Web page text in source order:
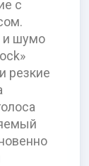
с
и шумо
резкие